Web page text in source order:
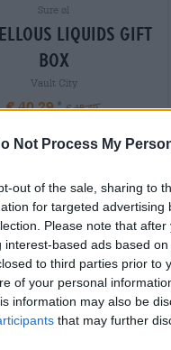
Not Process My
out of the sale, sharing to
for targeted
Please note that
interest-based ads based
to third parties prior to
of your personal
information may also be
that may further
Sure øl
liquids gift
box
Vault City
€ 40,29 € 45,49